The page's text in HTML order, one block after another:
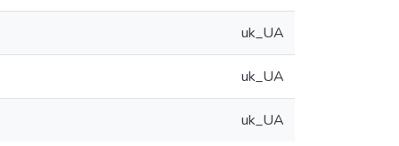
uk_UA
uk_UA
uk_UA